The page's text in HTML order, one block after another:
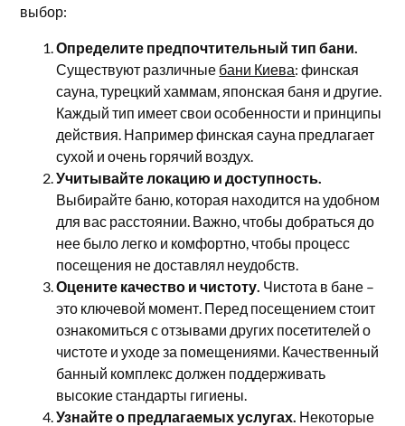
выбор:
Определите предпочтительный тип бани.
Существуют различные бани Киева: финская
сауна, турецкий хаммам, японская баня и другие.
Каждый тип имеет свои особенности и принципы
действия. Например финская сауна предлагает
сухой и очень горячий воздух.
Учитывайте локацию и доступность.
Выбирайте баню, которая находится на удобном
для вас расстоянии. Важно, чтобы добраться до
нее было легко и комфортно, чтобы процесс
посещения не доставлял неудобств.
Оцените качество и чистоту. Чистота в бане –
это ключевой момент. Перед посещением стоит
ознакомиться с отзывами других посетителей о
чистоте и уходе за помещениями. Качественный
банный комплекс должен поддерживать
высокие стандарты гигиены.
Узнайте о предлагаемых услугах. Некоторые